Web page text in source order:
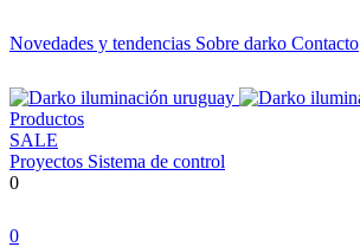
Novedades y tendencias Sobre darko Contacto
Productos
SALE
Proyectos Sistema de control
0
0